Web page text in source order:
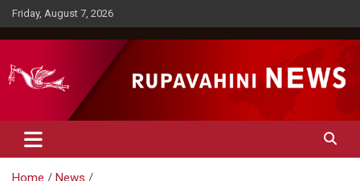
Skip
to
content
Friday, August 7, 2026
Rupavahini News
Home
News